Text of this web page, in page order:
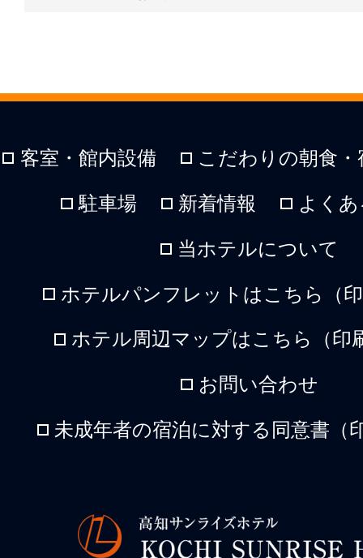
客室・館内設備 こだわりの朝食
駐車場 新着情報 よく
当ホテルについて
ホテルパンフレットはこちら（
ホテル周辺マップはこちら（印
お問い合わせ
未成年者の宿泊に対する同意書（